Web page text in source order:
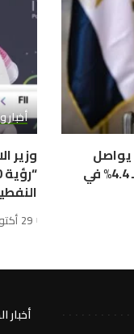
يواصل
التحول الإيجابي ويحقق نمواً بـ 4.4% في
أخبار
وزير
29 أكتوبر، 2025
أخبار